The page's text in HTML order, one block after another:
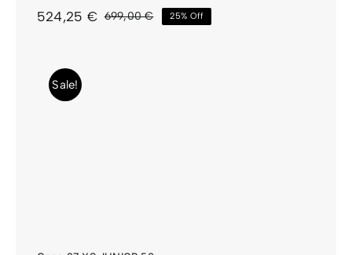
699,00€El
524,25 €
El
25% Off
Sale!